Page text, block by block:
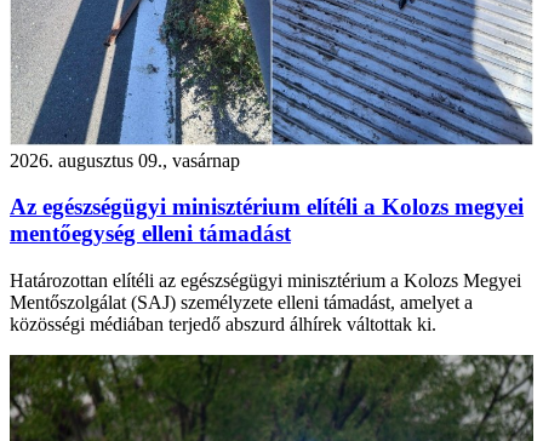
2026. augusztus 09., vasárnap
Az egészségügyi minisztérium elítéli a Kolozs megyei
mentőegység elleni támadást
Határozottan elítéli az egészségügyi minisztérium a Kolozs Megyei
Mentőszolgálat (SAJ) személyzete elleni támadást, amelyet a
közösségi médiában terjedő abszurd álhírek váltottak ki.